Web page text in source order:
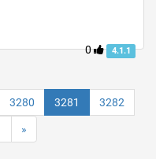
0 4.1.1
3280 3281 3282
»